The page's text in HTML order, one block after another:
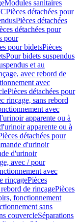
Modules sanitaires
Pièces détachées pour
Pièces détachées
détachées pour
pour
pour bidetsPièces
Pour bidets suspendus
et au
avec rebord de
avec
Pièces détachées pour
rinçage, sans rebord
avec
apparente ou à
apparente ou à
détachées pour
d'urinoir
d'urinoir
avec / pour
avec
rinçagePièces
de rinçagePièces
fonctionnement
sans
couvercleSéparations